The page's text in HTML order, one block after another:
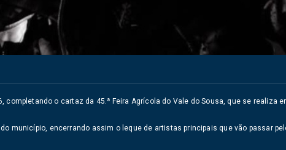
completando o cartaz da 45.ª Feira Agrícola do Vale do Sousa, que se realiza
município, encerrando assim o leque de artistas principais que vão passar